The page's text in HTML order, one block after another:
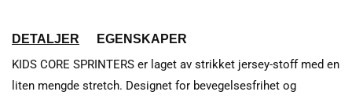
DETALJER EGENSKAPER
KIDS CORE SPRINTERS er laget av strikket jersey-stoff med en
liten mengde stretch. Designet for bevegelsesfrihet og